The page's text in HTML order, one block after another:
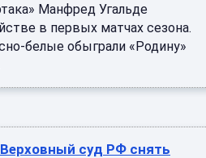
Манфред Угальде
в первых матчах сезона.
белые обыграли «Родину»
суд РФ снять